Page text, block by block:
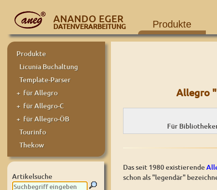
ANANDO EGER
DATENVERARBEITUNG Produkte
Produkte
Licunia Buchaltung
Template-Parser
+ für Allegro
+ für Allegro-C
+ für Allegro-ÖB
Tourinfo
Thekow
Artikelsuche
Allegro
Für
Das seit 1980 existierende
schon als "legendär"